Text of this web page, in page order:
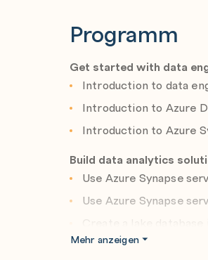
Programm
Get started with data
Introduction to data
Introduction to Azure
Introduction to Azure
Build data analytics
Use Azure Synapse
Use Azure Synapse
Secure data and
Mehr anzeigen